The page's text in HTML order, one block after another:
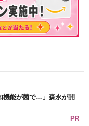
機能が菌で…」森永が開
PR